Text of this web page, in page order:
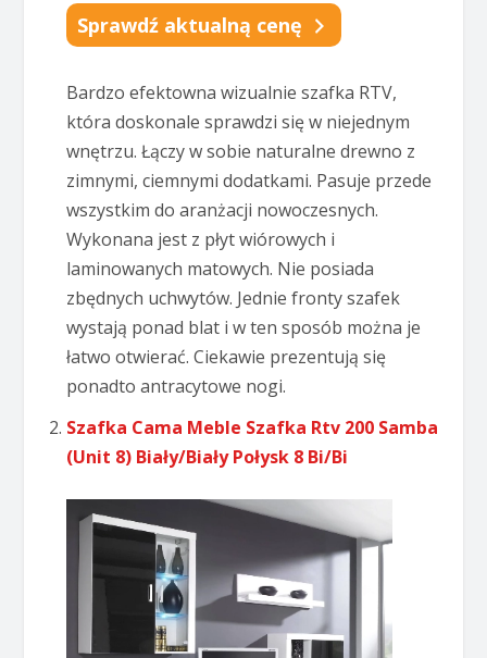
Sprawdź aktualną cenę
Bardzo efektowna wizualnie szafka RTV,
która doskonale sprawdzi się w niejednym
wnętrzu. Łączy w sobie naturalne drewno z
zimnymi, ciemnymi dodatkami. Pasuje przede
wszystkim do aranżacji nowoczesnych.
Wykonana jest z płyt wiórowych i
laminowanych matowych. Nie posiada
zbędnych uchwytów. Jednie fronty szafek
wystają ponad blat i w ten sposób można je
łatwo otwierać. Ciekawie prezentują się
ponadto antracytowe nogi.
Szafka Cama Meble Szafka Rtv 200 Samba
(Unit 8) Biały/Biały Połysk 8 Bi/Bi